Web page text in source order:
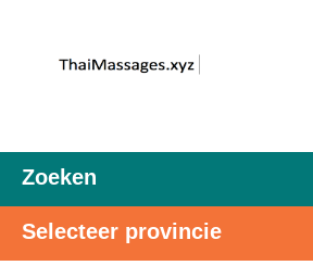
Zoeken
Selecteer provincie